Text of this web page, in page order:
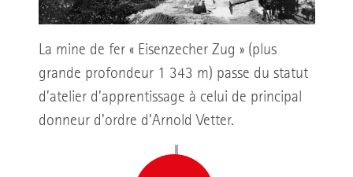
La mine de fer « Eisenzecher Zug » (plus
grande profondeur 1 343 m) passe du statut
d’atelier d’apprentissage à celui de principal
donneur d’ordre d’Arnold Vetter.